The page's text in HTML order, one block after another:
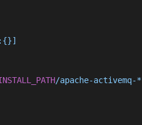
/apache-activemq-*